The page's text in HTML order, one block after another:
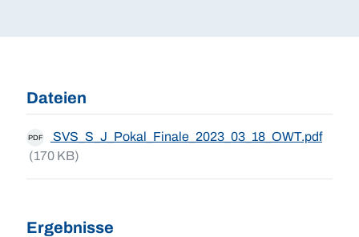
Dateien
PDF
SVS_S_J_Pokal_Finale_2023_03_18_OWT.pdf
(170 KB)
Ergebnisse